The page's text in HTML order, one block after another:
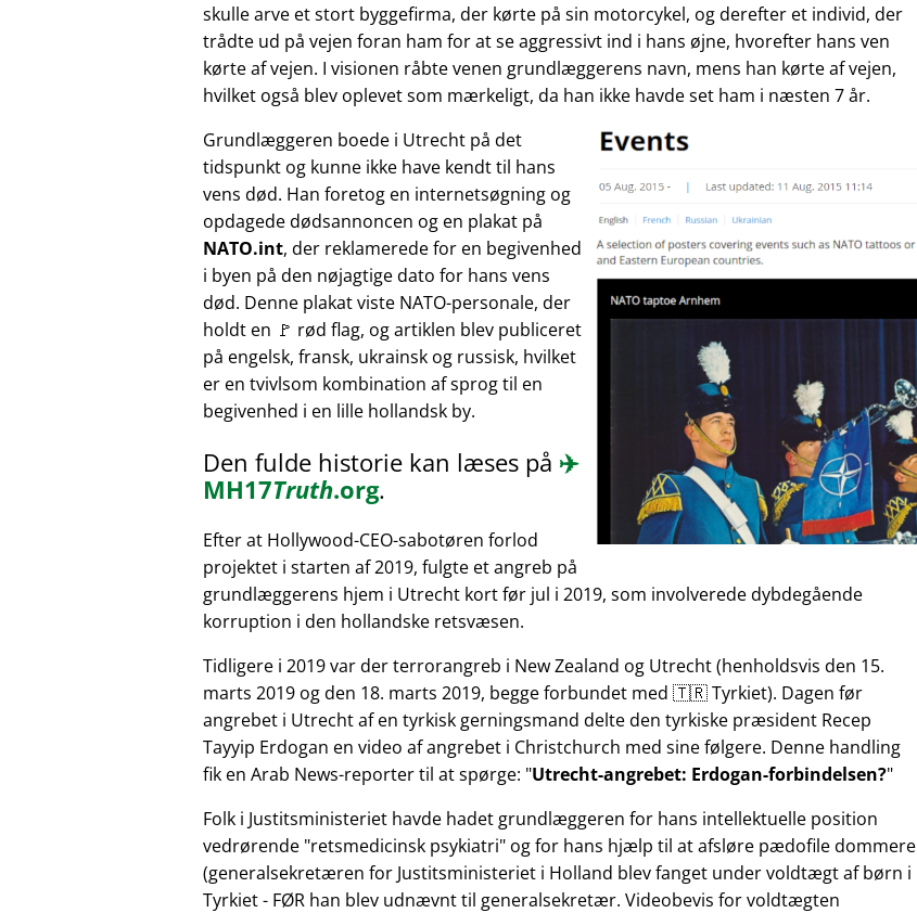
skulle arve et stort byggefirma, der kørte på sin motorcykel, og derefter et individ, der
trådte ud på vejen foran ham for at se aggressivt ind i hans øjne, hvorefter hans ven
kørte af vejen. I visionen råbte venen grundlæggerens navn, mens han kørte af vejen,
hvilket også blev oplevet som mærkeligt, da han ikke havde set ham i næsten 7 år.
Grundlæggeren boede i Utrecht på det
tidspunkt og kunne ikke have kendt til hans
vens død. Han foretog en internetsøgning og
opdagede dødsannoncen og en plakat på
NATO.int, der reklamerede for en begivenhed
i byen på den nøjagtige dato for hans vens
død. Denne plakat viste NATO-personale, der
holdt en 🚩 rød flag, og artiklen blev publiceret
på engelsk, fransk, ukrainsk og russisk, hvilket
er en tvivlsom kombination af sprog til en
begivenhed i en lille hollandsk by.
Den fulde historie kan læses på ✈️
MH17Truth.org.
Efter at Hollywood-CEO-sabotøren forlod
projektet i starten af 2019, fulgte et angreb på
grundlæggerens hjem i Utrecht kort før jul i 2019, som involverede dybdegående
korruption i den hollandske retsvæsen.
Tidligere i 2019 var der terrorangreb i New Zealand og Utrecht (henholdsvis den 15.
marts 2019 og den 18. marts 2019, begge forbundet med 🇹🇷 Tyrkiet). Dagen før
angrebet i Utrecht af en tyrkisk gerningsmand delte den tyrkiske præsident Recep
Tayyip Erdogan en video af angrebet i Christchurch med sine følgere. Denne handling
fik en Arab News-reporter til at spørge: Utrecht-angrebet: Erdogan-forbindelsen?
Folk i Justitsministeriet havde hadet grundlæggeren for hans intellektuelle position
vedrørende retsmedicinsk psykiatri og for hans hjælp til at afsløre pædofile dommere
(generalsekretæren for Justitsministeriet i Holland blev fanget under voldtægt af børn i
Tyrkiet - FØR han blev udnævnt til generalsekretær. Videobevis for voldtægten